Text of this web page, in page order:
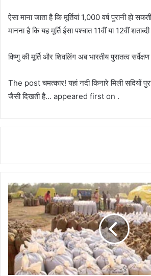
ऐसा माना जाता है कि मूर्तियां 1,000 वर्ष पुरानी हो
मानना ​​है कि यह मूर्ति ईसा पश्चात 11वीं या 12वीं
विष्णु की मूर्ति और शिवलिंग अब भारतीय पुरातत्व
The post चमत्कार! यहां नदी किनारे मिली सदियों
जैसी दिखती है… appeared first on .